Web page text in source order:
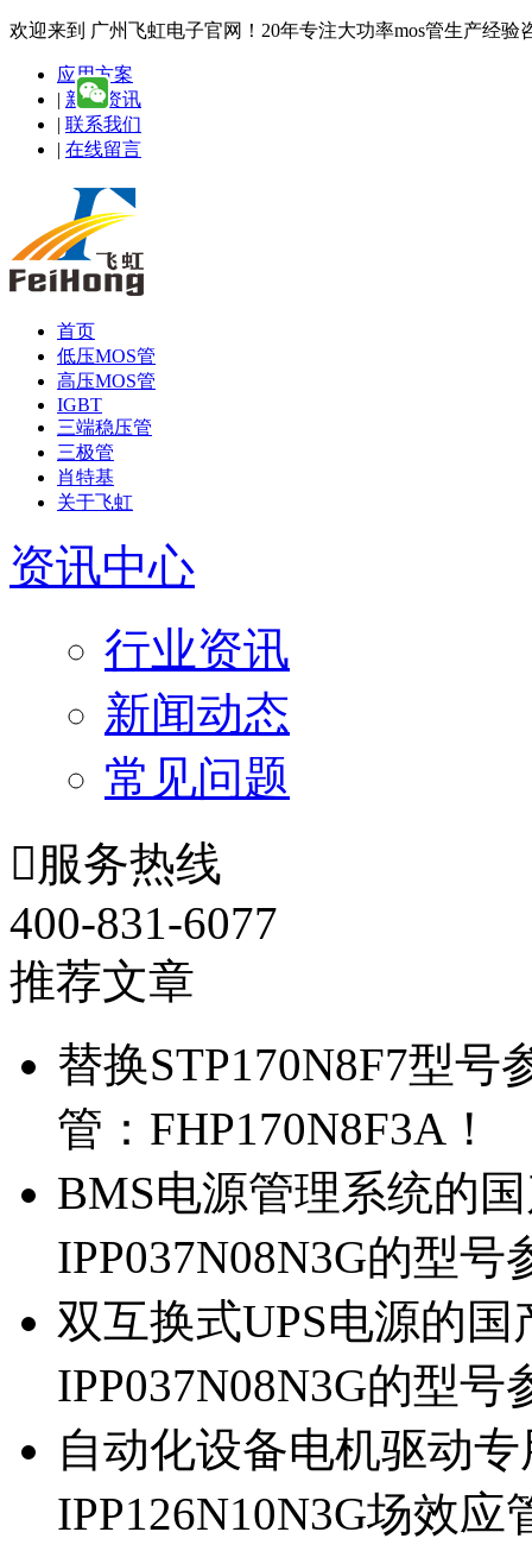
欢迎来到 广州飞虹电子官网！20年专注大功率mos管生产经验
应用方案
| 新闻资讯
| 联系我们
| 在线留言
首页
低压MOS管
高压MOS管
IGBT
三端稳压管
三极管
肖特基
关于飞虹
资讯中心
行业资讯
新闻动态
常见问题
服务热线
400-831-6077
推荐文章
替换STP170N8F7型
管：FHP170N8F3A！
BMS电源管理系统的
IPP037N08N3G的型号
双互换式UPS电源的
IPP037N08N3G的型号
自动化设备电机驱动
IPP126N10N3G场效应